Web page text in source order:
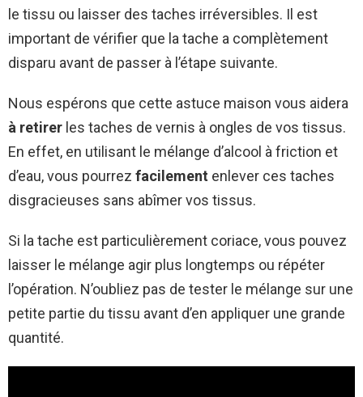
le tissu ou laisser des taches irréversibles. Il est
important de vérifier que la tache a complètement
disparu avant de passer à l’étape suivante.
Nous espérons que cette astuce maison vous aidera
à retirer les taches de vernis à ongles de vos tissus.
En effet, en utilisant le mélange d’alcool à friction et
d’eau, vous pourrez facilement enlever ces taches
disgracieuses sans abîmer vos tissus.
Si la tache est particulièrement coriace, vous pouvez
laisser le mélange agir plus longtemps ou répéter
l’opération. N’oubliez pas de tester le mélange sur une
petite partie du tissu avant d’en appliquer une grande
quantité.